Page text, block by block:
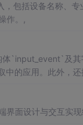
，包括设备名称、
作。,
体`input_event`及
中的应用。此外，
界面设计与交互实现